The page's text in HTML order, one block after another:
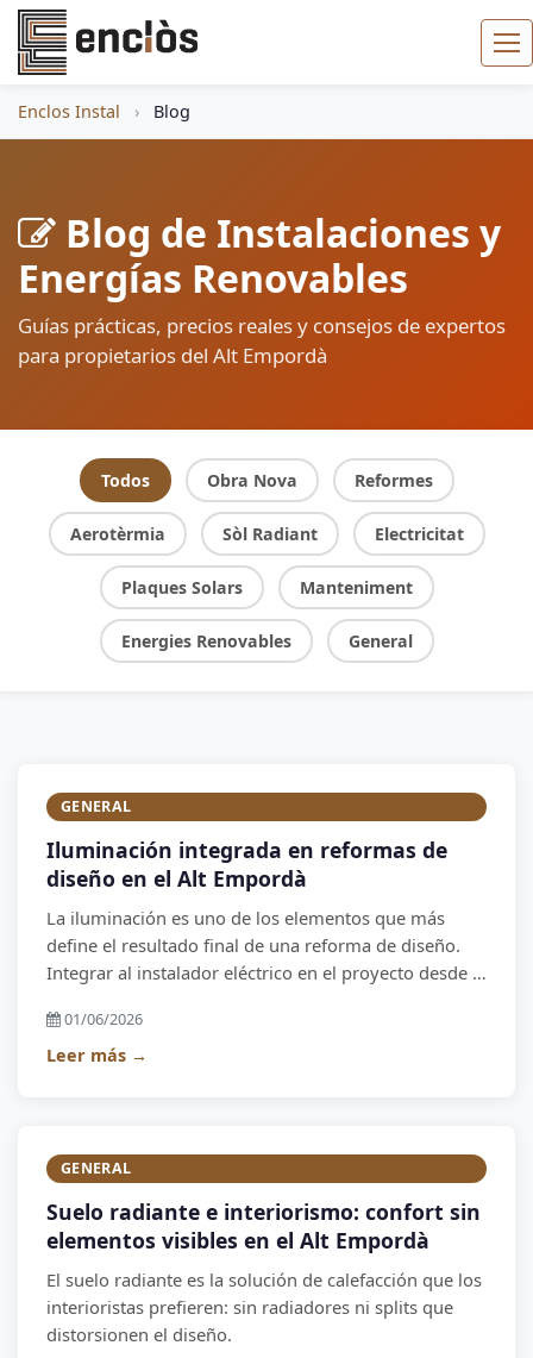
Enclos Instal › Blog
Blog de Instalaciones y
Energías Renovables
Guías prácticas, precios reales y consejos de expertos
para propietarios del Alt Empordà
Todos Obra Nova Reformes
Aerotèrmia Sòl Radiant Electricitat
Plaques Solars Manteniment
Energies Renovables General
GENERAL
Iluminación integrada en reformas de
diseño en el Alt Empordà
La iluminación es uno de los elementos que más
define el resultado final de una reforma de diseño.
Integrar al instalador eléctrico en el proyecto desde el
funciona y una mediocre.
01/06/2026
Leer más →
GENERAL
Suelo radiante e interiorismo: confort sin
elementos visibles en el Alt Empordà
El suelo radiante es la solución de calefacción que los
interioristas prefieren: sin radiadores ni splits que
distorsionen el diseño.